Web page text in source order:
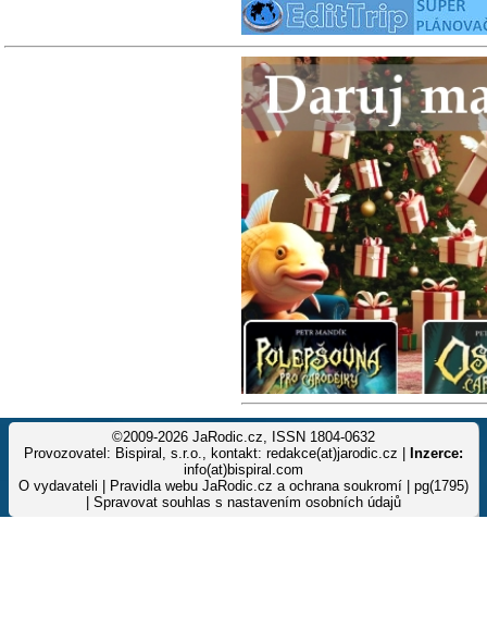
©2009-2026 JaRodic.cz, ISSN 1804-0632
Provozovatel: Bispiral, s.r.o., kontakt: redakce(at)jarodic.cz |
Inzerce:
info(at)bispiral.com
O vydavateli
Pravidla webu JaRodic.cz a ochrana soukromí | pg(1795)
Spravovat souhlas s nastavením osobních údajů